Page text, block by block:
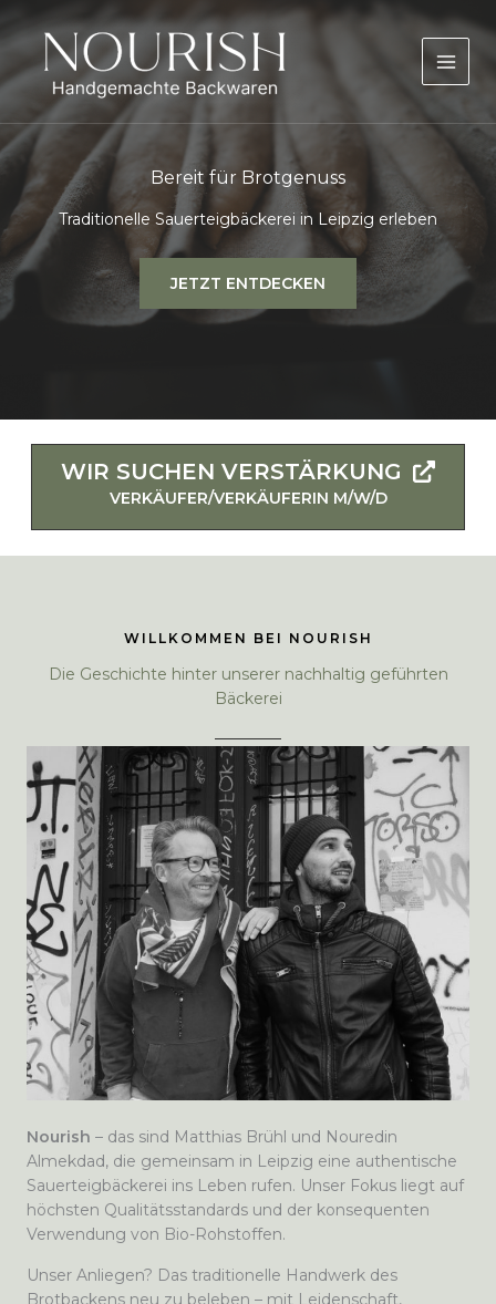
Inhalt
springen
Bereit für Brotgenuss
Traditionelle Sauerteigbäckerei in Leipzig erleben
JETZT ENTDECKEN
WIR SUCHEN VERSTÄRKUNG
VERKÄUFER/VERKÄUFERIN M/W/D
WILLKOMMEN BEI NOURISH
Die Geschichte hinter unserer nachhaltig geführten
Bäckerei
Nourish – das sind Matthias Brühl und Nouredin
Almekdad, die gemeinsam in Leipzig eine authentische
Sauerteigbäckerei ins Leben rufen. Unser Fokus liegt auf
höchsten Qualitätsstandards und der konsequenten
Verwendung von Bio-Rohstoffen.
Unser Anliegen? Das traditionelle Handwerk des
Brotbackens neu zu beleben – mit Leidenschaft,